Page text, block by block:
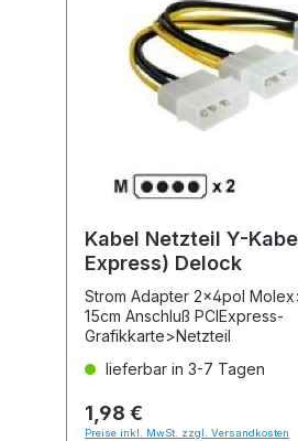
Kabel Netzteil Y-
Express) Delock
Strom Adapter 2x4pol
15cm Anschluß PCIExpress-
Grafikkarte>Netzteil
lieferbar in 3-7 Tagen
1,98 €
Preise inkl. MwSt. zzgl. Versandkosten